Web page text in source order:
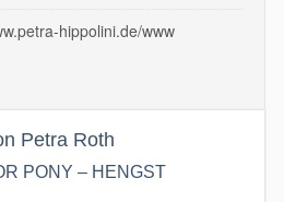
hippolini.de/www
Petra Roth
PONY – HENGST